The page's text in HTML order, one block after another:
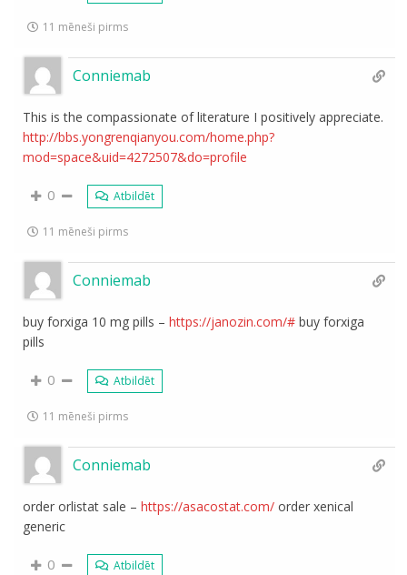
11 mēneši pirms
Conniemab
This is the compassionate of literature I positively appreciate.
http://bbs.yongrenqianyou.com/home.php?
mod=space&uid=4272507&do=profile
0 Atbildēt
11 mēneši pirms
Conniemab
buy forxiga 10 mg pills –https://janozin.com/# buy forxiga
pills
0 Atbildēt
11 mēneši pirms
Conniemab
order orlistat sale –https://asacostat.com/ order xenical
generic
0 Atbildēt